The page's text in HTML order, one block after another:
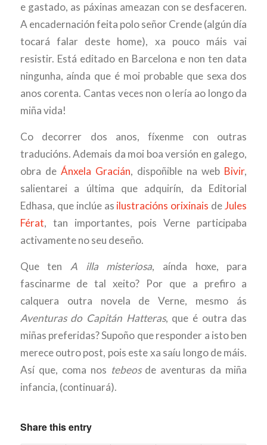
e gastado, as páxinas ameazan con se desfaceren.
A encadernación feita polo señor Crende (algún día
tocará falar deste home), xa pouco máis vai
resistir. Está editado en Barcelona e non ten data
ningunha, aínda que é moi probable que sexa dos
anos corenta. Cantas veces non o lería ao longo da
miña vida!
Co decorrer dos anos, fíxenme con outras
traducións. Ademais da moi boa versión en galego,
obra de Ánxela Gracián, dispoñible na web Bivir,
salientarei a última que adquirín, da Editorial
Edhasa, que inclúe as ilustracións orixinais deJules
Férat, tan importantes, pois Verne participaba
activamente no seu deseño.
Que ten A illa misteriosa, aínda hoxe, para
fascinarme de tal xeito? Por que a prefiro a
calquera outra novela de Verne, mesmo ás
Aventuras do Capitán Hatteras, que é outra das
miñas preferidas? Supoño que responder a isto ben
merece outro post, pois este xa saíu longo de máis.
Así que, coma nos tebeosde aventuras da miña
infancia, (continuará).
Share this entry